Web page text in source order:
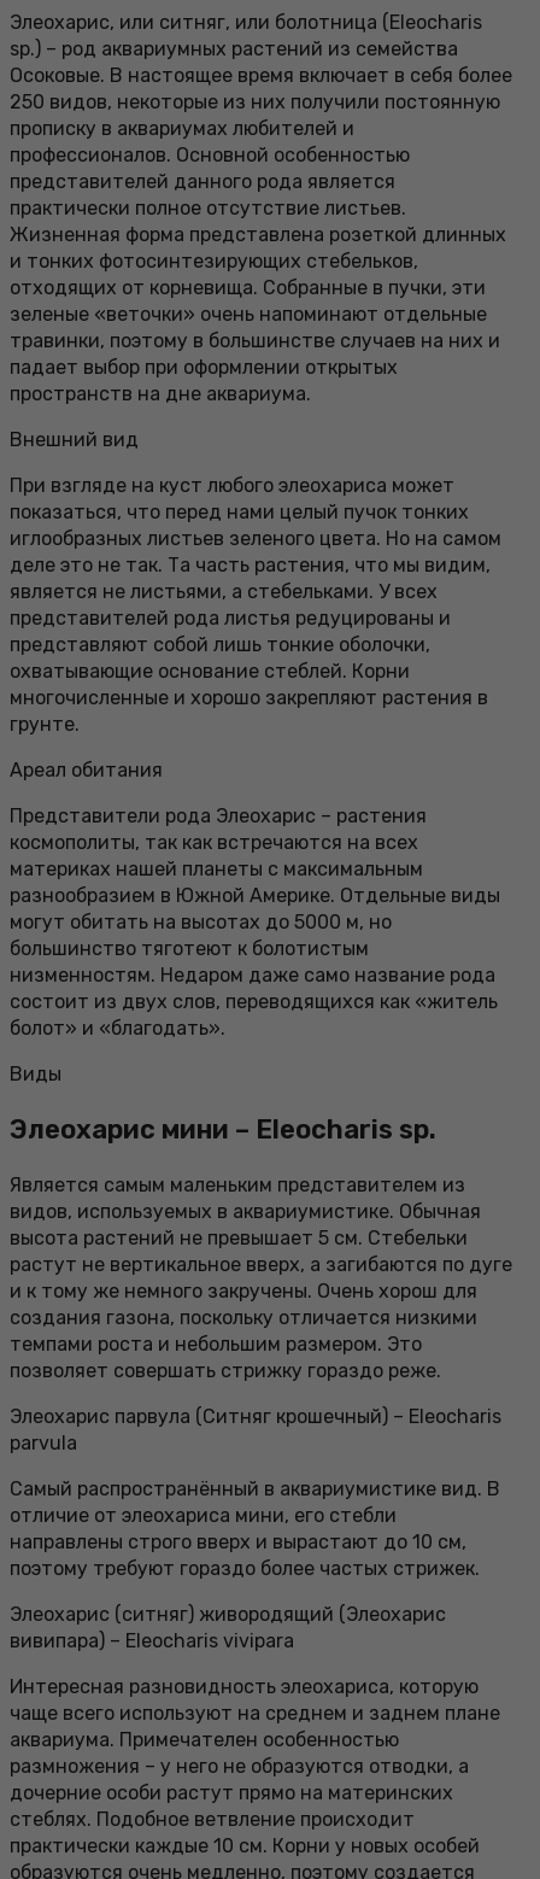
Элеохарис, или ситняг, или болотница (Eleocharis
sp.) – род аквариумных растений из семейства
Осоковые. В настоящее время включает в себя более
250 видов, некоторые из них получили постоянную
прописку в аквариумах любителей и
профессионалов. Основной особенностью
представителей данного рода является
практически полное отсутствие листьев.
Жизненная форма представлена розеткой длинных
и тонких фотосинтезирующих стебельков,
отходящих от корневища. Собранные в пучки, эти
зеленые «веточки» очень напоминают отдельные
травинки, поэтому в большинстве случаев на них и
падает выбор при оформлении открытых
пространств на дне аквариума.
Внешний вид
При взгляде на куст любого элеохариса может
показаться, что перед нами целый пучок тонких
иглообразных листьев зеленого цвета. Но на самом
деле это не так. Та часть растения, что мы видим,
является не листьями, а стебельками. У всех
представителей рода листья редуцированы и
представляют собой лишь тонкие оболочки,
охватывающие основание стеблей. Корни
многочисленные и хорошо закрепляют растения в
грунте.
Ареал обитания
Представители рода Элеохарис – растения
космополиты, так как встречаются на всех
материках нашей планеты с максимальным
разнообразием в Южной Америке. Отдельные виды
могут обитать на высотах до 5000 м, но
большинство тяготеют к болотистым
низменностям. Недаром даже само название рода
состоит из двух слов, переводящихся как «житель
болот» и «благодать».
Виды
Элеохарис мини – Eleocharis sp.
Является самым маленьким представителем из
видов, используемых в аквариумистике. Обычная
высота растений не превышает 5 см. Стебельки
растут не вертикальное вверх, а загибаются по дуге
и к тому же немного закручены. Очень хорош для
создания газона, поскольку отличается низкими
темпами роста и небольшим размером. Это
позволяет совершать стрижку гораздо реже.
Элеохарис парвула (Ситняг крошечный) – Eleocharis
parvula
Самый распространённый в аквариумистике вид. В
отличие от элеохариса мини, его стебли
направлены строго вверх и вырастают до 10 см,
поэтому требуют гораздо более частых стрижек.
Элеохарис (ситняг) живородящий (Элеохарис
вивипара) – Eleocharis vivipara
Интересная разновидность элеохариса, которую
чаще всего используют на среднем и заднем плане
аквариума. Примечателен особенностью
размножения – у него не образуются отводки, а
дочерние особи растут прямо на материнских
стеблях. Подобное ветвление происходит
практически каждые 10 см. Корни у новых особей
образуются очень медленно, поэтому создается